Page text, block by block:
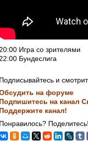
20:00 Игра со зрителями
22:00 Бундеслига
Подписывайтесь и
на форуме
Подпишитесь на канал
Поддержите канал!
Понравилось? Поделитесь!